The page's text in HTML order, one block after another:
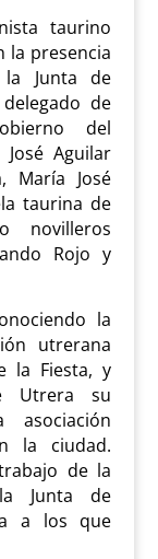
taurino
la presencia
Junta de
de
del
Aguilar
María José
taurina de
novilleros
Rojo y
la
utrerana
la Fiesta, y
Utrera su
la ciudad.
de la
Junta de
a los que